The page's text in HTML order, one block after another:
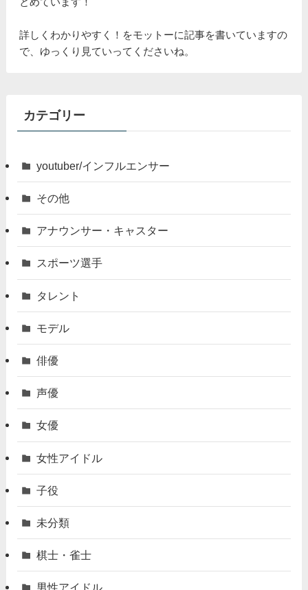
詳しくわかりやすく！をモットーに記事を書いていますの
で、ゆっくり見ていってくださいね。
カテゴリー
youtuber/インフルエンサー
その他
アナウンサー・キャスター
スポーツ選手
タレント
モデル
俳優
声優
女優
女性アイドル
子役
未分類
棋士・雀士
男性アイドル